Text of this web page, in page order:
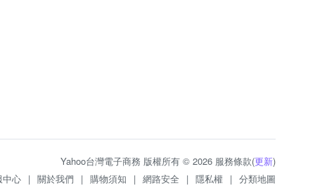
Yahoo台灣電子商務 版權所有 © 2026 服務條款(更新)
中心 | 關於我們 | 購物須知 | 網路安全 | 隱私權 | 分類地圖